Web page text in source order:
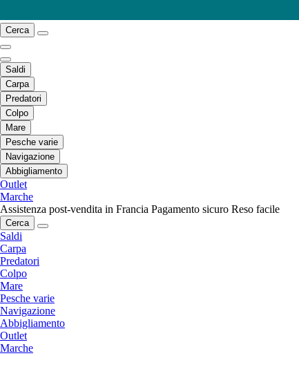
Cerca
Saldi
Carpa
Predatori
Colpo
Mare
Pesche varie
Navigazione
Abbigliamento
Outlet
Marche
Assistenza post-vendita in Francia Pagamento sicuro Reso facile
Cerca
Saldi
Carpa
Predatori
Colpo
Mare
Pesche varie
Navigazione
Abbigliamento
Outlet
Marche